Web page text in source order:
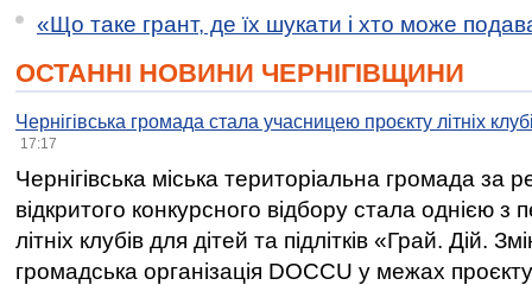
«Що таке грант, де їх шукати і хто може
ОСТАННІ НОВИНИ ЧЕРНІГІВЩИНИ
Чернігівська громада стала учасницею проєкту літніх
17:17
Чернігівська міська територіальна громада за
відкритого конкурсного відбору стала однією
літніх клубів для дітей та підлітків «Грай. Дій.
громадська організація DOCCU у межах